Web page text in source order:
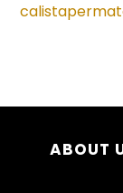
ABOUT